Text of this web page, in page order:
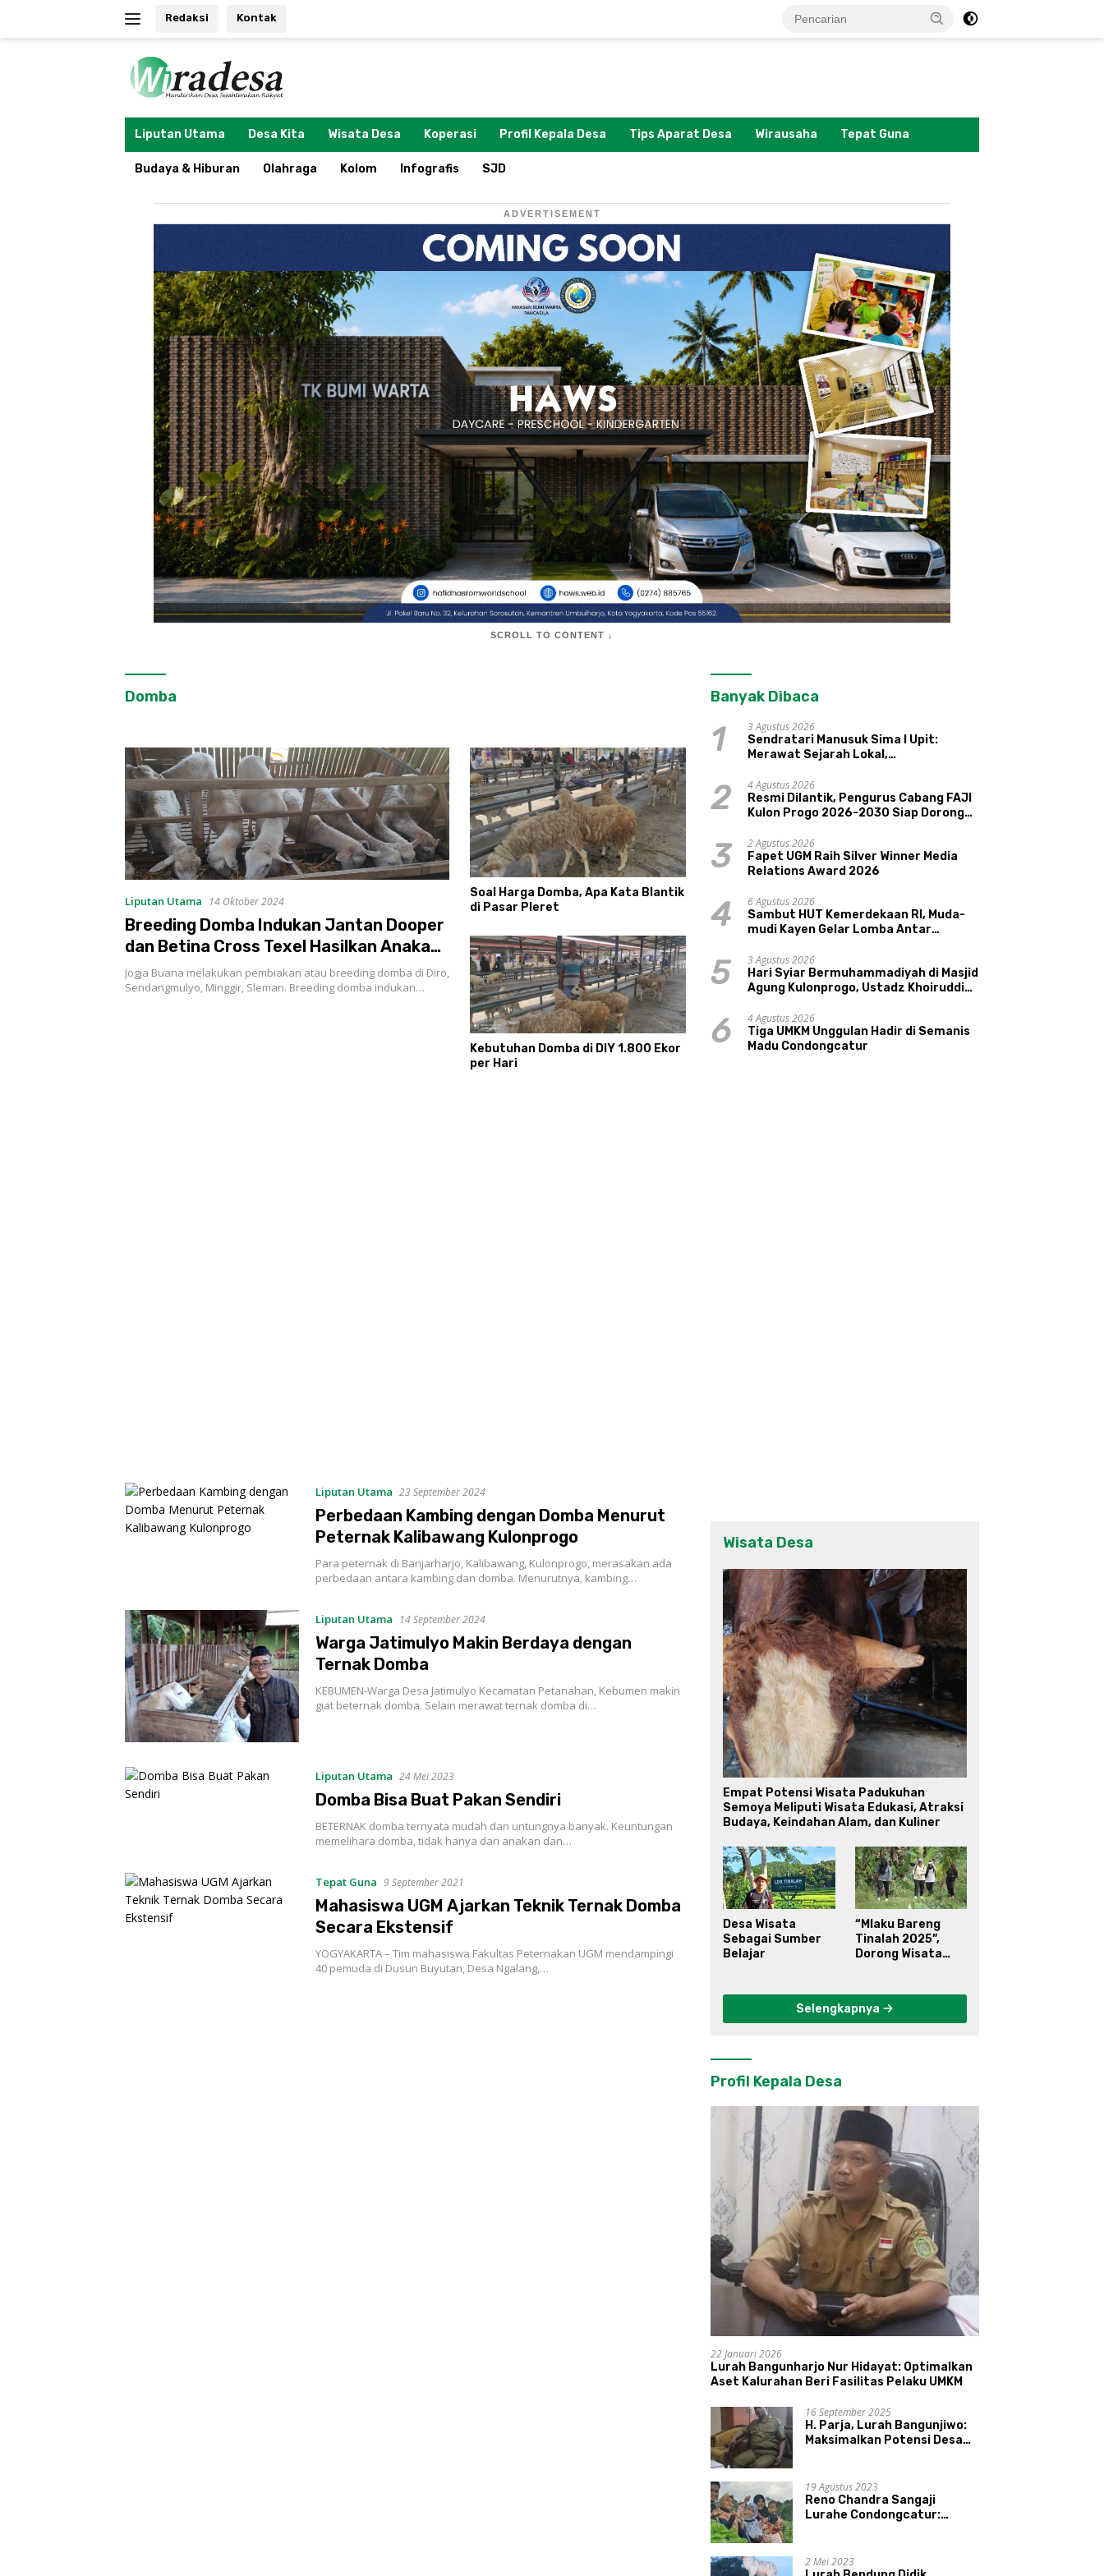
Redaksi Kontak
Liputan Utama Desa Kita Wisata Desa Koperasi Profil Kepala Desa Tips Aparat Desa Wirausaha Tepat Guna
Budaya & Hiburan Olahraga Kolom Infografis SJD
ADVERTISEMENT
SCROLL TO CONTENT ↓
Domba
Liputan Utama 14 Oktober 2024
Breeding Domba Indukan Jantan Dooper
dan Betina Cross Texel Hasilkan Anakan
Dooper F2
Jogja Buana melakukan pembiakan atau breeding domba di Diro,
Sendangmulyo, Minggir, Sleman. Breeding domba indukan…
Soal Harga Domba, Apa Kata Blantik
di Pasar Pleret
Kebutuhan Domba di DIY 1.800 Ekor
per Hari
Liputan Utama 23 September 2024
Perbedaan Kambing dengan Domba Menurut
Peternak Kalibawang Kulonprogo
Para peternak di Banjarharjo, Kalibawang, Kulonprogo, merasakan ada
perbedaan antara kambing dan domba. Menurutnya, kambing…
Liputan Utama 14 September 2024
Warga Jatimulyo Makin Berdaya dengan
Ternak Domba
KEBUMEN-Warga Desa Jatimulyo Kecamatan Petanahan, Kebumen makin
giat beternak domba. Selain merawat ternak domba di…
Liputan Utama 24 Mei 2023
Domba Bisa Buat Pakan Sendiri
BETERNAK domba ternyata mudah dan untungnya banyak. Keuntungan
memelihara domba, tidak hanya dari anakan dan…
Tepat Guna 9 September 2021
Mahasiswa UGM Ajarkan Teknik Ternak Domba
Secara Ekstensif
YOGYAKARTA – Tim mahasiswa Fakultas Peternakan UGM mendampingi
40 pemuda di Dusun Buyutan, Desa Ngalang,…
Banyak Dibaca
1
3 Agustus 2026
Sendratari Manusuk Sima I Upit:
Merawat Sejarah Lokal,
Pariwisata, dan Ekologi Klaten
2
4 Agustus 2026
Resmi Dilantik, Pengurus Cabang FAJI
Kulon Progo 2026-2030 Siap Dorong
Sungai Progo
3
2 Agustus 2026
Fapet UGM Raih Silver Winner Media
Relations Award 2026
4
6 Agustus 2026
Sambut HUT Kemerdekaan RI, Muda-
mudi Kayen Gelar Lomba Antar
5
3 Agustus 2026
Hari Syiar Bermuhammadiyah di Masjid
Agung Kulonprogo, Ustadz Khoiruddin
Sakinah Adalah Agama
6
4 Agustus 2026
Tiga UMKM Unggulan Hadir di Semanis
Madu Condongcatur
Wisata Desa
Empat Potensi Wisata Padukuhan
Semoya Meliputi Wisata Edukasi, Atraksi
Budaya, Keindahan Alam, dan Kuliner
Desa Wisata
Sebagai Sumber
Belajar
“Mlaku Bareng
Tinalah 2025”,
Dorong Wisata
Selengkapnya
Profil Kepala Desa
22 Januari 2026
Lurah Bangunharjo Nur Hidayat: Optimalkan
Aset Kalurahan Beri Fasilitas Pelaku UMKM
16 September 2025
H. Parja, Lurah Bangunjiwo:
Maksimalkan Potensi Desa
19 Agustus 2023
Reno Chandra Sangaji
Lurahe Condongcatur:
Masyarakat, dan Syukuri
2 Mei 2023